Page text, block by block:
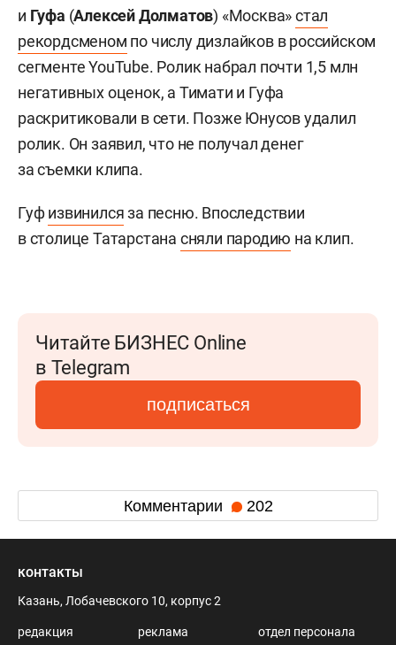
и Гуфа (Алексей Долматов) «Москва»стал
рекордсменом по числу дизлайков в российском
сегменте YouTube. Ролик набрал почти 1,5 млн
негативных оценок, а Тимати и Гуфа
раскритиковали в сети. Позже Юнусов удалил
ролик. Он заявил, что не получал денег
за съемки клипа.
Гуфизвинилсяза песню. Впоследствии
в столице Татарстана сняли пародию на клип.
Читайте БИЗНЕС Online
в Telegram
подписаться
Комментарии 202
контакты
Казань, Лобачевского 10, корпус 2
редакция
реклама
отдел персонала